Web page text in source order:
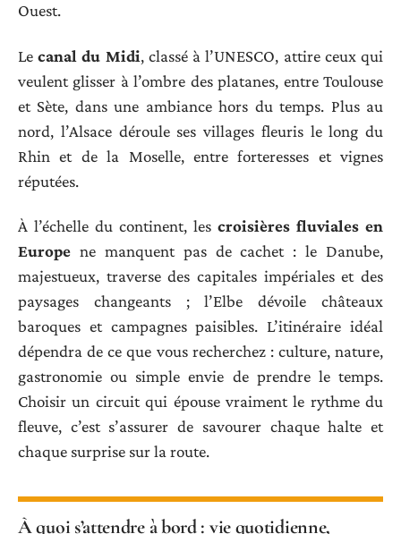
Ouest.
Lecanal du Midi, classé à l’UNESCO, attire ceux qui
veulent glisser à l’ombre des platanes, entre Toulouse
et Sète, dans une ambiance hors du temps. Plus au
nord, l’Alsace déroule ses villages fleuris le long du
Rhin et de la Moselle, entre forteresses et vignes
réputées.
À l’échelle du continent, les croisières fluviales en
Europe ne manquent pas de cachet : le Danube,
majestueux, traverse des capitales impériales et des
paysages changeants ; l’Elbe dévoile châteaux
baroques et campagnes paisibles. L’itinéraire idéal
dépendra de ce que vous recherchez : culture, nature,
gastronomie ou simple envie de prendre le temps.
Choisir un circuit qui épouse vraiment le rythme du
fleuve, c’est s’assurer de savourer chaque halte et
chaque surprise sur la route.
À quoi s’attendre à bord : vie quotidienne,